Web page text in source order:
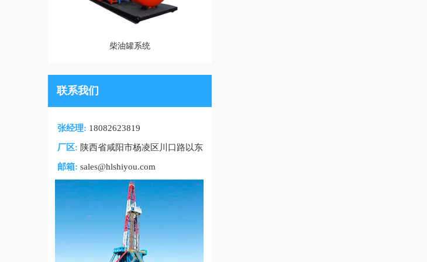
柴油罐系统
联系我们
张经理: 18082623819
厂区: 陕西省咸阳市杨凌区川口路以东
邮箱: sales@hlshiyou.com